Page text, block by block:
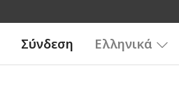
Σύνδεση Ελληνικά